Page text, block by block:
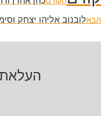
הבאלובנוב אליהו יצחק